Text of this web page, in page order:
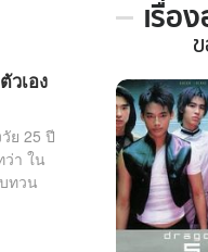
WeTV
าย
วเอง
ย 25 ปี
ว่า ใน
ทวน
เรื่อ
เรื่อง
ใน
รอบ
สัปดาห์
ของ
Sanook
เพลง